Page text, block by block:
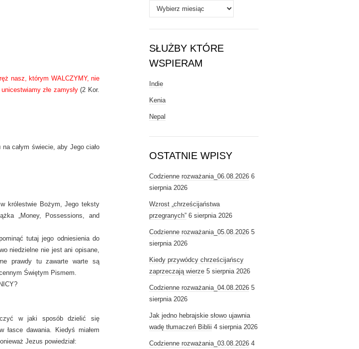
nasz, którym WALCZYMY, nie
złe zamysły(2 Kor.
całym świecie, aby Jego ciało
królestwie Bożym, Jego teksty
„Money, Possessions, and
tutaj jego odniesienia do
niedzielne nie jest ani opisane,
prawdy tu zawarte warte są
Świętym Pismem.
w jaki sposób dzielić się
dawania. Kiedyś miałem
Jezus powiedział:
Archiwa
SŁUŻBY KTÓRE
WSPIERAM
Indie
Kenia
Nepal
OSTATNIE WPISY
Codzienne rozważania_06.08.2026 6
sierpnia 2026
Wzrost „chrześcijaństwa
przegranych” 6 sierpnia 2026
Codzienne rozważania_05.08.2026 5
sierpnia 2026
Kiedy przywódcy chrześcijańscy
zaprzeczają wierze 5 sierpnia 2026
Codzienne rozważania_04.08.2026 5
sierpnia 2026
Jak jedno hebrajskie słowo ujawnia
wadę tłumaczeń Biblii 4 sierpnia 2026
Codzienne rozważania_03.08.2026 4